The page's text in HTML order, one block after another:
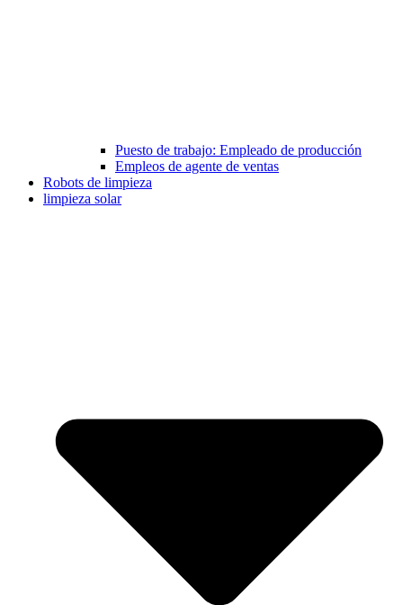
Puesto de trabajo: Empleado de producción
Empleos de agente de ventas
Robots de limpieza
limpieza solar